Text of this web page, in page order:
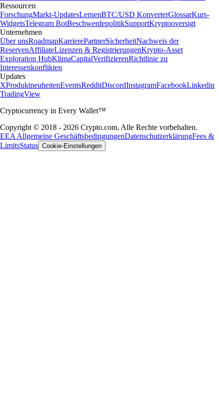
Ressourcen
ForschungMarkt-UpdatesLernenBTC/USD KonverterGlossarKurs-
WidgetsTelegram BotBeschwerdepolitikSupportKryptooversigt
Unternehmen
Über unsRoadmapKarrierePartnerSicherheitNachweis der
ReservenAffiliateLizenzen & RegistrierungenKrypto-Asset
Exploration HubKlimaCapitalVerifizierenRichtlinie zu
Interessenkonflikten
Updates
XProduktneuheitenEventsRedditDiscordInstagramFacebookLinkedin
TradingView
Cryptocurrency in Every Wallet™
Copyright © 2018 - 2026 Crypto.com. Alle Rechte vorbehalten.
EEA Allgemeine GeschäftsbedingungenDatenschutzerklärungFees &
LimitsStatus Cookie-Einstellungen